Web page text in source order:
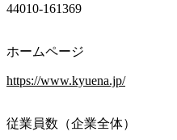
44010-161369
ホームページ
https://www.kyuena.jp/
従業員数（企業全体）